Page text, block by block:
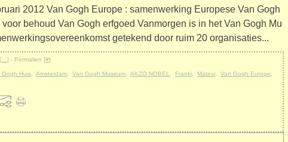
2012 Van Gogh Europe : samenwerking Europese Van Gogh
behoud Van Gogh erfgoed Vanmorgen is in het Van Gogh Mu
getekend door ruim 20 organisaties...
] - Permalien [#]
Gogh Huis Amsterdam Van Gogh Museum AKZO NOBEL Franki Matexi Van Gogh Europe